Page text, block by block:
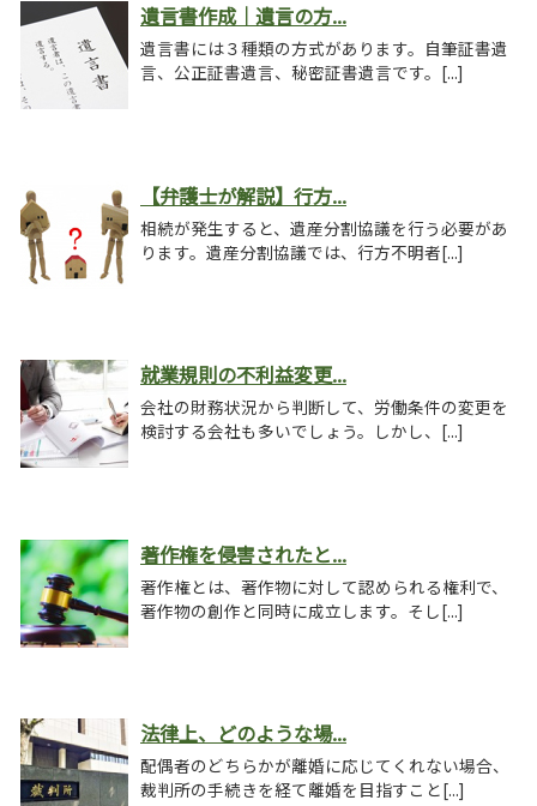
遺言書作成｜遺言の方...
遺言書には３種類の方式があります。自筆証書遺
言、公正証書遺言、秘密証書遺言です。[...]
【弁護士が解説】行方...
相続が発生すると、遺産分割協議を行う必要があ
ります。遺産分割協議では、行方不明者[...]
就業規則の不利益変更...
会社の財務状況から判断して、労働条件の変更を
検討する会社も多いでしょう。しかし、[...]
著作権を侵害されたと...
著作権とは、著作物に対して認められる権利で、
著作物の創作と同時に成立します。そし[...]
法律上、どのような場...
配偶者のどちらかが離婚に応じてくれない場合、
裁判所の手続きを経て離婚を目指すこと[...]